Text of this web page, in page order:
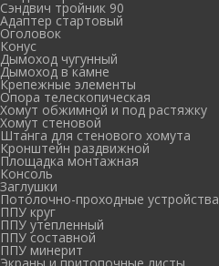
Сэндвич тройник 90
Адаптер стартовый
Оголовок
Конус
Дымоход чугунный
Дымоход в камне
Крепежные элементы
Опора телескопическая
Хомут обжимной и под растяжку
Хомут стеновой
Штанга для стенового хомута
Кронштейн раздвижной
Площадка монтажная
Консоль
Заглушки
Потолочно-проходные устройства
ППУ круг
ППУ утепленный
ППУ составной
ППУ минерит